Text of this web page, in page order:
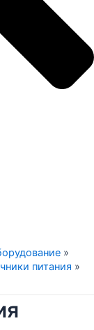
»
питания »